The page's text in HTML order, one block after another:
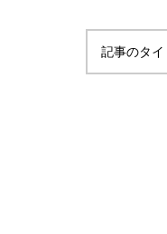
記事のタ